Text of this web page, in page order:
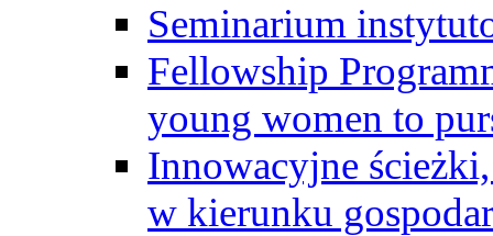
Seminarium
Fellowship
young women to
Innowacyjne
w kierunku